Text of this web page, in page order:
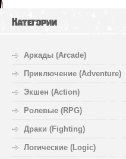
Категории
Аркады (Arcade)
Приключение (Adventure)
Экшен (Action)
Ролевые (RPG)
Драки (Fighting)
Логические (Logic)